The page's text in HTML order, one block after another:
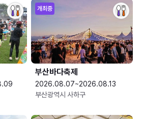
개최중
부산바다축제
2026.08.07~2026.08.13
부산광역시 사하구